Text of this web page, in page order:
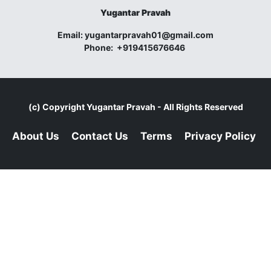
Yugantar Pravah
Email:yugantarpravah01@gmail.com
Phone: +919415676646
(c) CopyrightYugantar Pravah - All Rights Reserved
About Us Contact Us Terms Privacy Policy